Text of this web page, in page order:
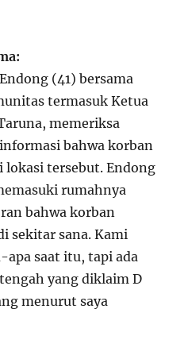
(41) bersama
termasuk Ketua
memeriksa
bahwa korban
tersebut. Endong
rumahnya
bahwa korban
sekitar sana. Kami
saat itu, tapi ada
yang diklaim D
menurut saya